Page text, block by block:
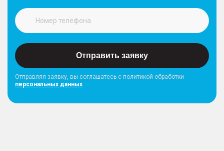
Отправить заявку
Отправляя заявку, вы соглашатесь с политикой обработки
персональных данных